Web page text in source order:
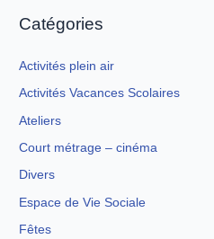
Catégories
Activités plein air
Activités Vacances Scolaires
Ateliers
Court métrage – cinéma
Divers
Espace de Vie Sociale
Fêtes